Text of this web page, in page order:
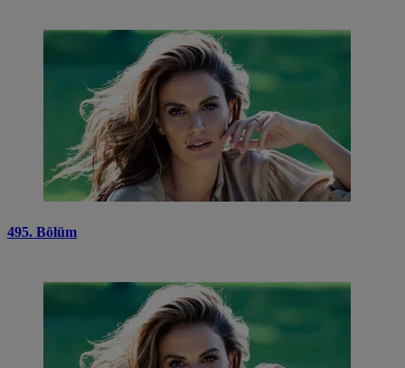
495. Bölüm